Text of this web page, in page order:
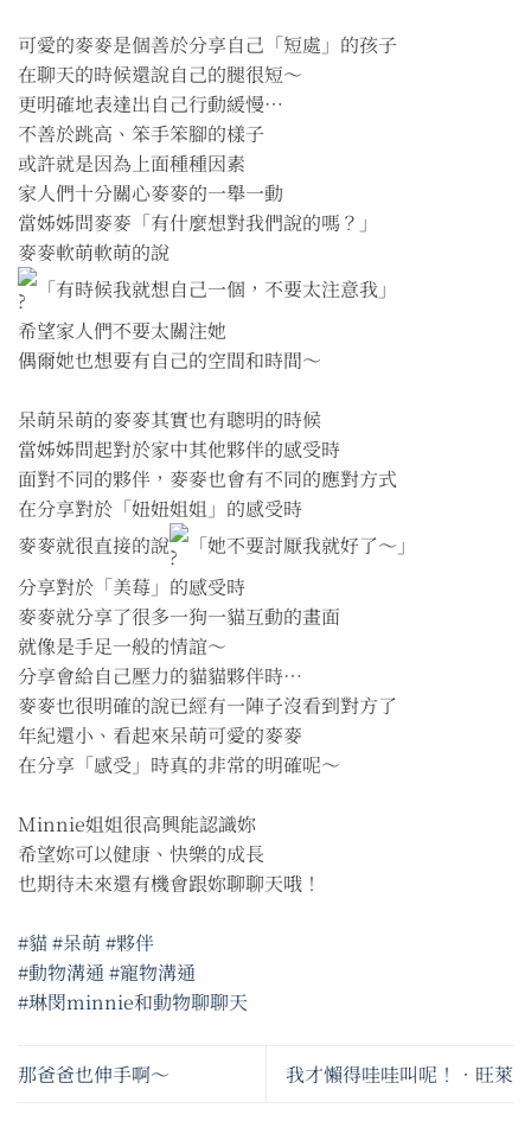
可愛的麥麥是個善於分享自己「短處」的孩子
在聊天的時候還說自己的腿很短～
更明確地表達出自己行動緩慢⋯
不善於跳高、笨手笨腳的樣子
或許就是因為上面種種因素
家人們十分關心麥麥的一舉一動
當姊姊問麥麥「有什麼想對我們說的嗎？」
麥麥軟萌軟萌的說
「有時候我就想自己一個，不要太注意我」
希望家人們不要太關注她
偶爾她也想要有自己的空間和時間～
呆萌呆萌的麥麥其實也有聰明的時候
當姊姊問起對於家中其他夥伴的感受時
面對不同的夥伴，麥麥也會有不同的應對方式
在分享對於「妞妞姐姐」的感受時
麥麥就很直接的說
「她不要討厭我就好了～」
分享對於「美莓」的感受時
麥麥就分享了很多一狗一貓互動的畫面
就像是手足一般的情誼～
分享會給自己壓力的貓貓夥伴時⋯
麥麥也很明確的說已經有一陣子沒看到對方了
年紀還小、看起來呆萌可愛的麥麥
在分享「感受」時真的非常的明確呢～
Minnie姐姐很高興能認識妳
希望妳可以健康、快樂的成長
也期待未來還有機會跟妳聊聊天哦！
#貓#呆萌 #夥伴
#動物溝通 #寵物溝通
#琳閔minnie和動物聊聊天
那爸爸也伸手啊～ 我才懶得哇哇叫呢！•旺萊